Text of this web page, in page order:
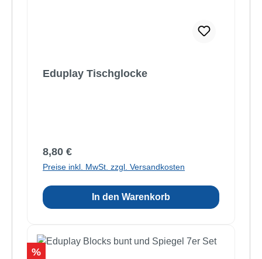
Eduplay Tischglocke
Regulärer Preis:
8,80 €
Preise inkl. MwSt. zzgl. Versandkosten
In den Warenkorb
Rabatt
%